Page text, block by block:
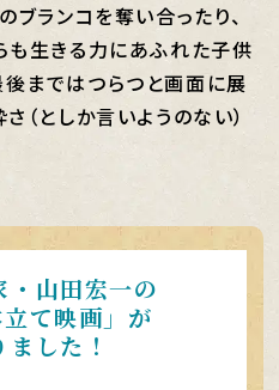
ブランコを奪い合ったり、
も生きる力にあふれた子供
まではつらつと画面に展
（としか言いようのない）
・山田宏一の
て映画」が
した！